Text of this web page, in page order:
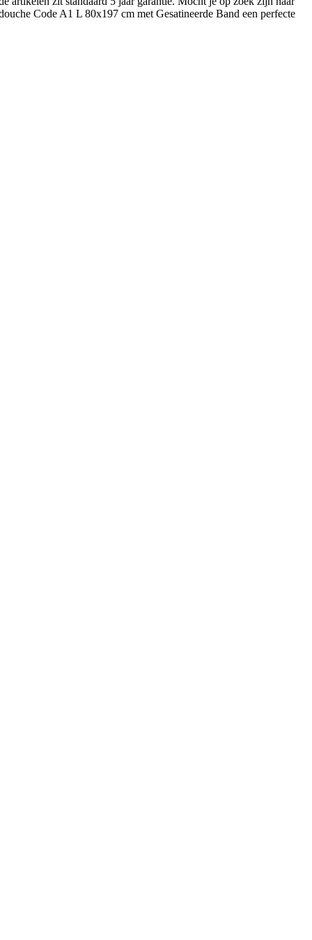
Code A1 L 80x197 cm met Gesatineerde Band een perfecte